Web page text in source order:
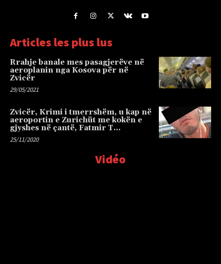
Articles les plus lus
Rrahje banale mes pasagjerëve në
aeroplanin nga Kosova për në
Zvicër
29/05/2021
Zvicër, Krimi i tmerrshëm, u kap në
aeroportin e Zurichüt me kokën e
gjyshes në çantë, Fatmir T…
25/11/2020
Vidéo